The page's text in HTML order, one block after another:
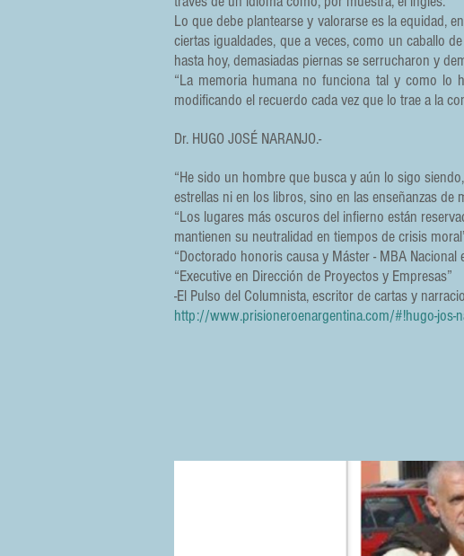
Lo que debe plantearse y valorarse es la equidad,
ciertas igualdades, que a veces, como un caballo
hasta hoy, demasiadas piernas se serrucharon y
“La memoria humana no funciona tal y como lo
modificando el recuerdo cada vez que lo trae a la
Dr. HUGO JOSÉ NARANJO.-
“He sido un hombre que busca y aún lo sigo
estrellas ni en los libros, sino en las enseñanzas de
“Los lugares más oscuros del infierno están
mantienen su neutralidad en tiempos de crisis
“Doctorado honoris causa y Máster - MBA Nacional
“Executive en Dirección de Proyectos y Empresas”
-El Pulso del Columnista, escritor de cartas y
http://www.prisioneroenargentina.com/#!hugo-jos-